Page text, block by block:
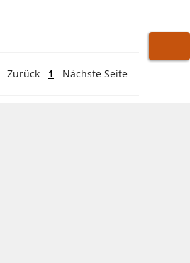
Zurück 1 Nächste Seite